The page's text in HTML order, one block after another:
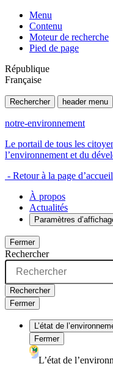
Menu
Contenu
Moteur de recherche
Pied de page
République
Française
Rechercher header menu
notre-environnement
Le portail de tous les
l’environnement et du
- Retour à la page d’accueil
À propos
Actualités
Paramètres
Fermer
Rechercher
Rechercher
Fermer
L’état de
Fermer
L’état de